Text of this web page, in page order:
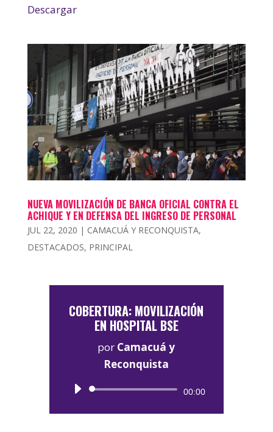
Descargar
NUEVA MOVILIZACIÓN DE BANCA OFICIAL CONTRA EL
ACHIQUE Y EN DEFENSA DEL INGRESO DE PERSONAL
JUL 22, 2020 | CAMACUÁ Y RECONQUISTA,
DESTACADOS, PRINCIPAL
COBERTURA: MOVILIZACIÓN
EN HOSPITAL BSE
por Camacuá y
Reconquista
Reproductor
00:00